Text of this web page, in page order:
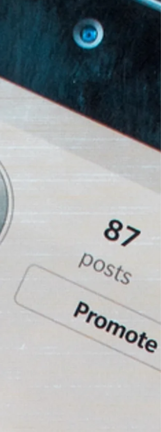
Instagram Stories lapozásának
nyúlüregében, akkor tudod, hogy
felhasználóként elég hatásosak és
magával ragadóak lehetnek. A termékek
várólistájára való feliratkozástól a
kedvenc influencered által ajánlott
megvásár